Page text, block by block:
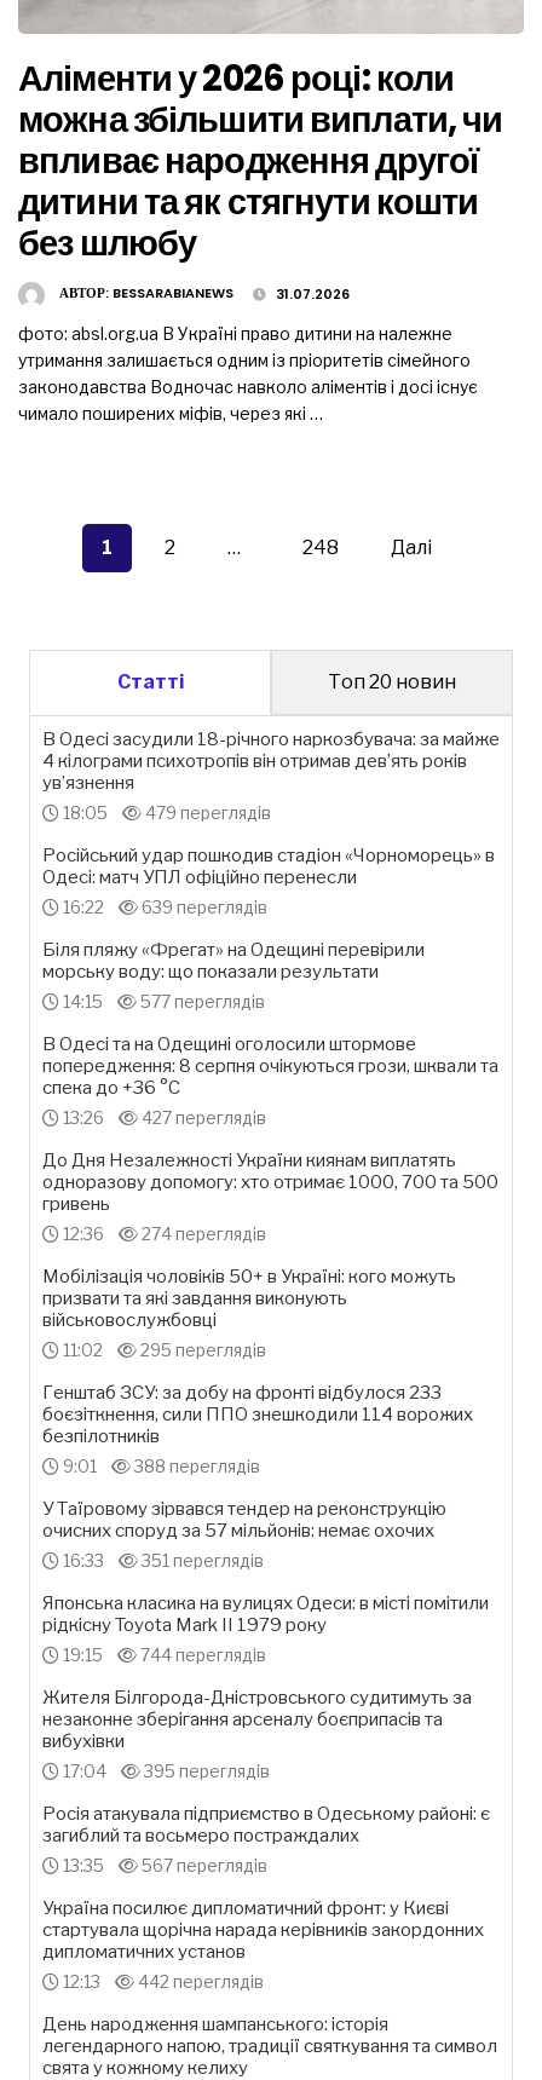
Аліменти у 2026 році: коли
можна збільшити виплати, чи
впливає народження другої
дитини та як стягнути кошти
без шлюбу
АВТОР: BESSARABIANEWS 31.07.2026
фото: absl.org.ua В Україні право дитини на належне
утримання залишається одним із пріоритетів сімейного
законодавства Водночас навколо аліментів і досі існує
чимало поширених міфів, через які …
записів
1 2 … 248 Далі
Статті Топ 20 новин
В Одесі засудили 18-річного наркозбувача: за майже
4 кілограми психотропів він отримав дев’ять років
ув’язнення
18:05 479 переглядів
Російський удар пошкодив стадіон «Чорноморець» в
Одесі: матч УПЛ офіційно перенесли
16:22 639 переглядів
Біля пляжу «Фрегат» на Одещині перевірили
морську воду: що показали результати
14:15 577 переглядів
В Одесі та на Одещині оголосили штормове
попередження: 8 серпня очікуються грози, шквали та
спека до +36 °С
13:26 427 переглядів
До Дня Незалежності України киянам виплатять
одноразову допомогу: хто отримає 1000, 700 та 500
гривень
12:36 274 переглядів
Мобілізація чоловіків 50+ в Україні: кого можуть
призвати та які завдання виконують
військовослужбовці
11:02 295 переглядів
Генштаб ЗСУ: за добу на фронті відбулося 233
боєзіткнення, сили ППО знешкодили 114 ворожих
безпілотників
9:01 388 переглядів
У Таїровому зірвався тендер на реконструкцію
очисних споруд за 57 мільйонів: немає охочих
16:33 351 переглядів
Японська класика на вулицях Одеси: в місті помітили
рідкісну Toyota Mark II 1979 року
19:15 744 переглядів
Жителя Білгорода-Дністровського судитимуть за
незаконне зберігання арсеналу боєприпасів та
вибухівки
17:04 395 переглядів
Росія атакувала підприємство в Одеському районі: є
загиблий та восьмеро постраждалих
13:35 567 переглядів
Україна посилює дипломатичний фронт: у Києві
стартувала щорічна нарада керівників закордонних
дипломатичних установ
12:13 442 переглядів
День народження шампанського: історія
легендарного напою, традиції святкування та символ
свята у кожному келиху